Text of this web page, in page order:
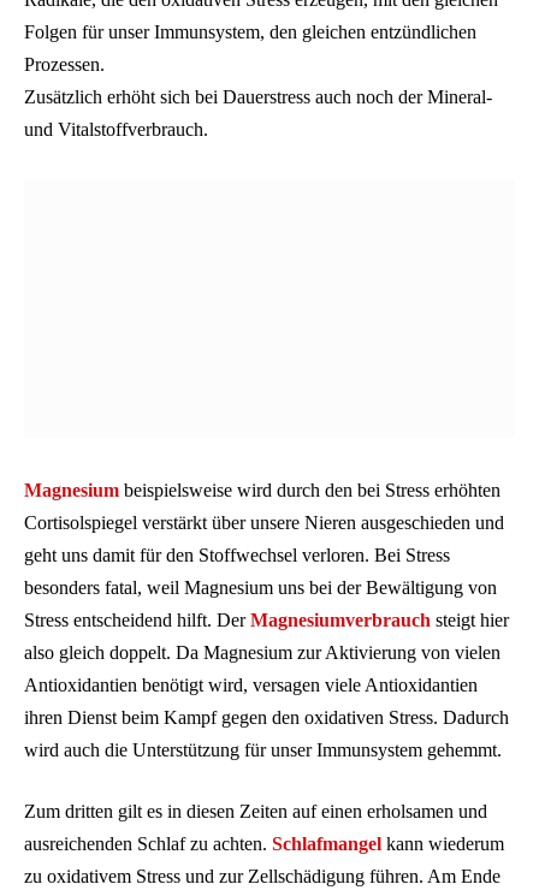
Folgen für unser Immunsystem, den gleichen entzündlichen
Prozessen.
Zusätzlich erhöht sich bei Dauerstress auch noch der Mineral-
und Vitalstoffverbrauch.
Magnesium beispielsweise wird durch den bei Stress erhöhten
Cortisolspiegel verstärkt über unsere Nieren ausgeschieden und
geht uns damit für den Stoffwechsel verloren. Bei Stress
besonders fatal, weil Magnesium uns bei der Bewältigung von
Stress entscheidend hilft. DerMagnesiumverbrauch steigt hier
also gleich doppelt. Da Magnesium zur Aktivierung von vielen
Antioxidantien benötigt wird, versagen viele Antioxidantien
ihren Dienst beim Kampf gegen den oxidativen Stress. Dadurch
wird auch die Unterstützung für unser Immunsystem gehemmt.
Zum dritten gilt es in diesen Zeiten auf einen erholsamen und
ausreichenden Schlaf zu achten. Schlafmangel kann wiederum
zu oxidativem Stress und zur Zellschädigung führen. Am Ende